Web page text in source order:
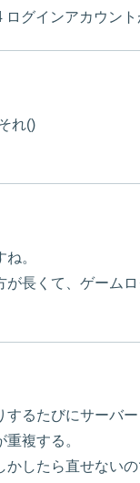
ログインアカウン
れ()
。
が長くて、ゲーム
するたびにサーバ
複する。
かしたら直せない